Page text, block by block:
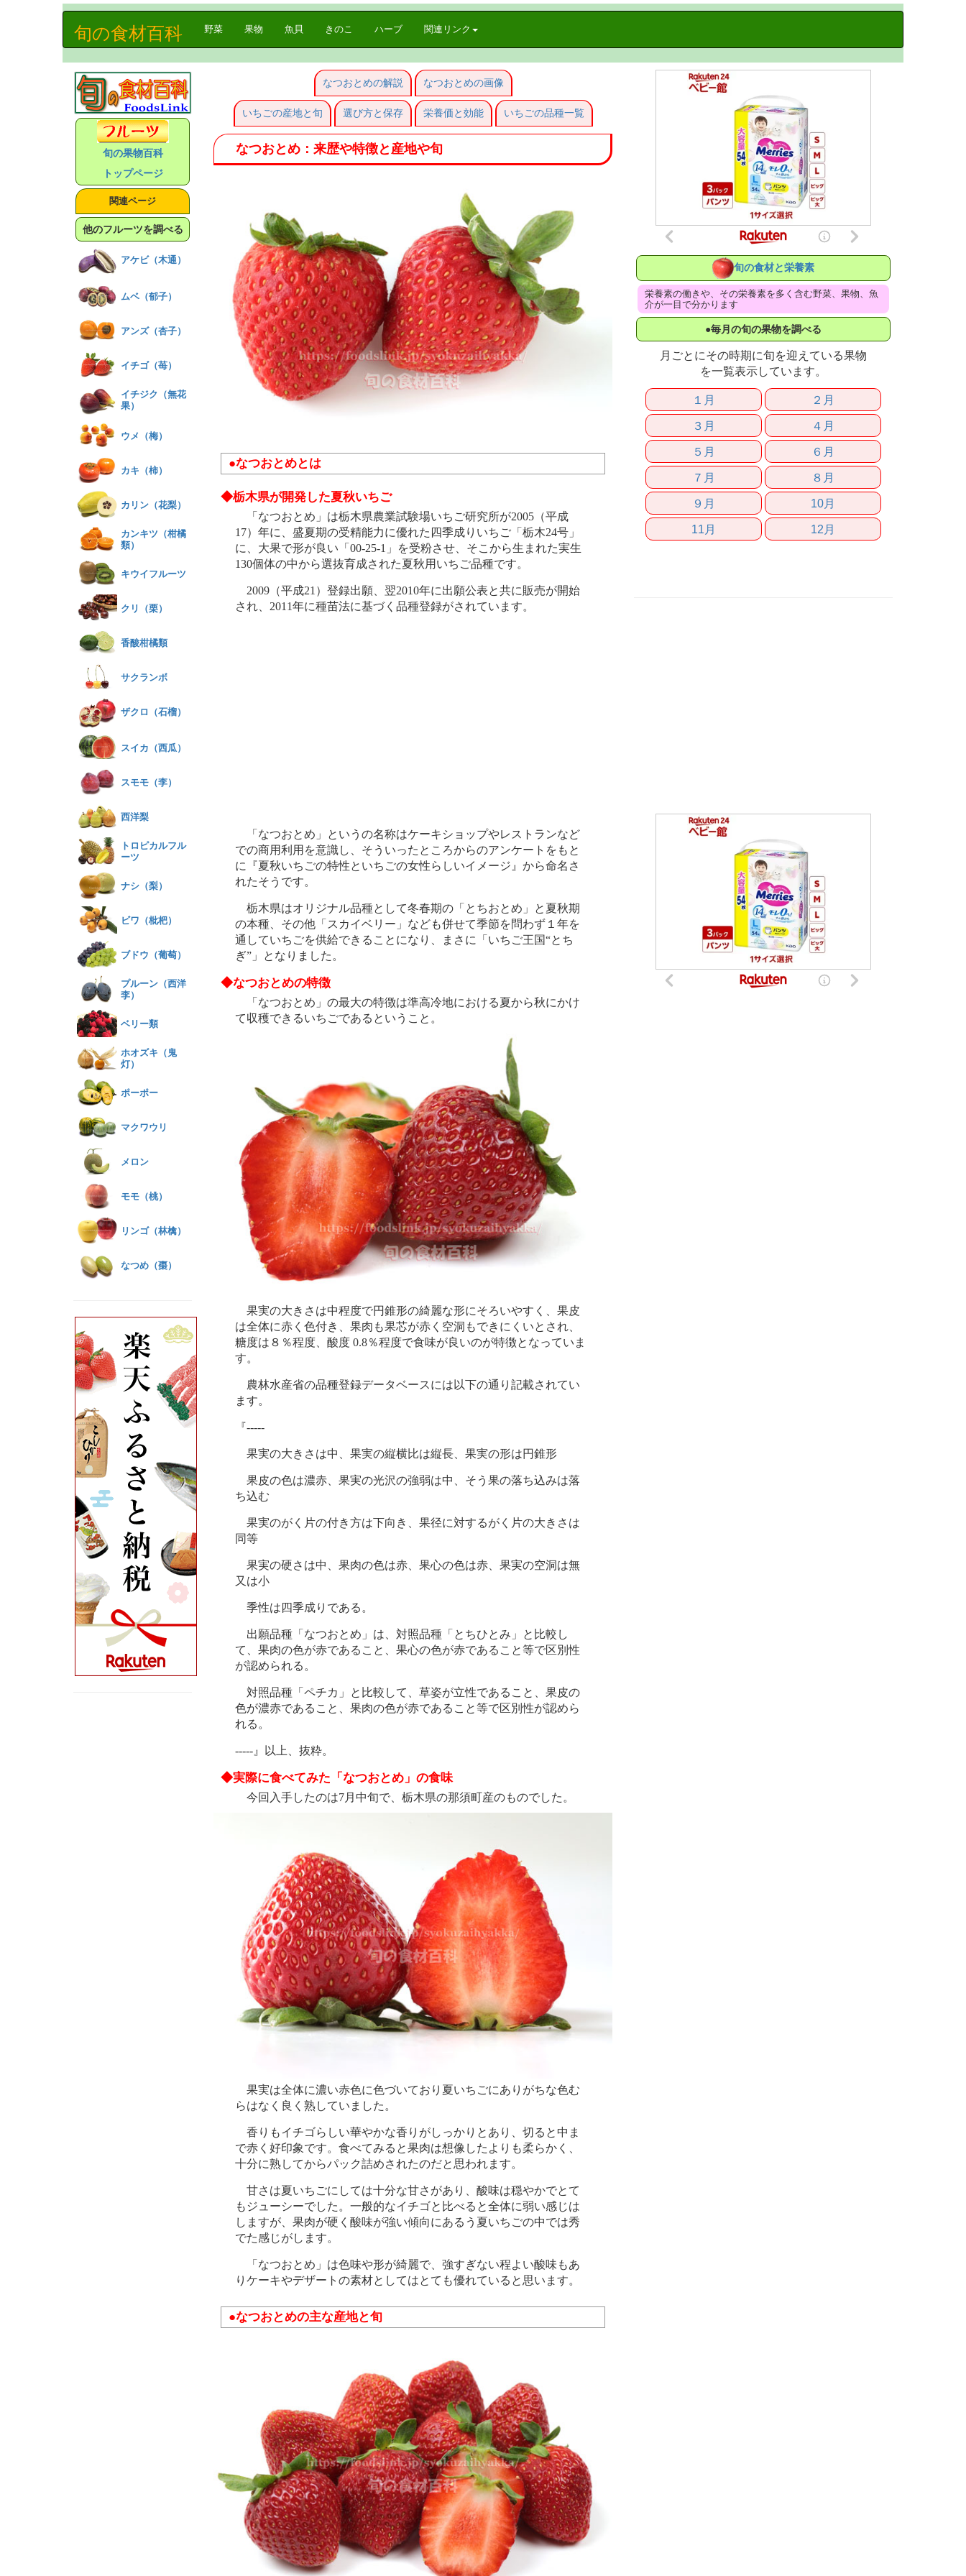
旬の食材百科 野菜(current)
果物 魚貝 きのこ ハーブ 関連リンク
なつおとめの解説 なつおとめの画像
いちごの産地と旬 選び方と保存 栄養価と効能 いちごの品種一覧
なつおとめ：来歴や特徴と産地や旬
●なつおとめとは
◆栃木県が開発した夏秋いちご
「なつおとめ」は栃木県農業試験場いちご研究所が2005（平成
17）年に、盛夏期の受精能力に優れた四季成りいちご「栃木24号」
に、大果で形が良い「00-25-1」を受粉させ、そこから生まれた実生
130個体の中から選抜育成された夏秋用いちご品種です。
2009（平成21）登録出願、翌2010年に出願公表と共に販売が開始
され、2011年に種苗法に基づく品種登録がされています。
「なつおとめ」というの名称はケーキショップやレストランなど
での商用利用を意識し、そういったところからのアンケートをもと
に『夏秋いちごの特性といちごの女性らしいイメージ』から命名さ
れたそうです。
栃木県はオリジナル品種として冬春期の「とちおとめ」と夏秋期
の本種、その他「スカイベリー」なども併せて季節を問わず１年を
通していちごを供給できることになり、まさに「いちご王国“とち
ぎ”」となりました。
◆なつおとめの特徴
「なつおとめ」の最大の特徴は準高冷地における夏から秋にかけ
て収穫できるいちごであるということ。
果実の大きさは中程度で円錐形の綺麗な形にそろいやすく、果皮
は全体に赤く色付き、果肉も果芯が赤く空洞もできにくいとされ、
糖度は８％程度、酸度 0.8％程度で食味が良いのが特徴となっていま
す。
農林水産省の品種登録データベースには以下の通り記載されてい
ます。
『-----
果実の大きさは中、果実の縦横比は縦長、果実の形は円錐形
果皮の色は濃赤、果実の光沢の強弱は中、そう果の落ち込みは落
ち込む
果実のがく片の付き方は下向き、果径に対するがく片の大きさは
同等
果実の硬さは中、果肉の色は赤、果心の色は赤、果実の空洞は無
又は小
季性は四季成りである。
出願品種「なつおとめ」は、対照品種「とちひとみ」と比較し
て、果肉の色が赤であること、果心の色が赤であること等で区別性
が認められる。
対照品種「ペチカ」と比較して、草姿が立性であること、果皮の
色が濃赤であること、果肉の色が赤であること等で区別性が認めら
れる。
-----』以上、抜粋。
◆実際に食べてみた「なつおとめ」の食味
今回入手したのは7月中旬で、栃木県の那須町産のものでした。
果実は全体に濃い赤色に色づいており夏いちごにありがちな色む
らはなく良く熟していました。
香りもイチゴらしい華やかな香りがしっかりとあり、切ると中ま
で赤く好印象です。食べてみると果肉は想像したよりも柔らかく、
十分に熟してからパック詰めされたのだと思われます。
甘さは夏いちごにしては十分な甘さがあり、酸味は穏やかでとて
もジューシーでした。一般的なイチゴと比べると全体に弱い感じは
しますが、果肉が硬く酸味が強い傾向にあるう夏いちごの中では秀
でた感じがします。
「なつおとめ」は色味や形が綺麗で、強すぎない程よい酸味もあ
りケーキやデザートの素材としてはとても優れていると思います。
●なつおとめの主な産地と旬
旬の果物百科
トップページ
関連ページ
他のフルーツを調べる
アケビ（木通）
ムベ（郁子）
アンズ（杏子）
イチゴ（苺）
イチジク（無花
果）
ウメ（梅）
カキ（柿）
カリン（花梨）
カンキツ（柑橘
類）
キウイフルーツ
クリ（栗）
香酸柑橘類
サクランボ
ザクロ（石榴）
スイカ（西瓜）
スモモ（李）
西洋梨
トロピカルフル
ーツ
ナシ（梨）
ビワ（枇杷）
ブドウ（葡萄）
プルーン（西洋
李）
ベリー類
ホオズキ（鬼
灯）
ポーポー
マクワウリ
メロン
モモ（桃）
リンゴ（林檎）
なつめ（棗）
旬の食材と栄養素
栄養素の働きや、その栄養素を多く含む野菜、果物、魚
介が一目で分かります
●毎月の旬の果物を調べる
月ごとにその時期に旬を迎えている果物
を一覧表示しています。
１月
２月
３月
４月
５月
６月
７月
８月
９月
10月
11月
12月